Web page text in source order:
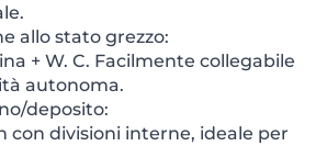
allo stato grezzo:
+ W. C. Facilmente collegabile
autonoma.
deposito:
con divisioni interne, ideale per